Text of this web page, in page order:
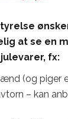
at se en
fx:
(og piger
– kan